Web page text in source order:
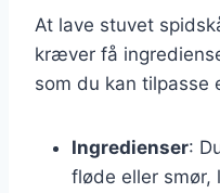
At lave stuvet
kræver få
som du kan tilpasse
Ingredienser:
fløde eller smør,